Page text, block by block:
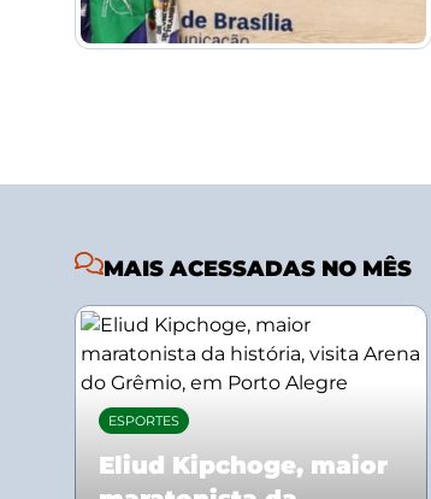
MAIS ACESSADAS NO MÊS
ESPORTES
Eliud Kipchoge, maior